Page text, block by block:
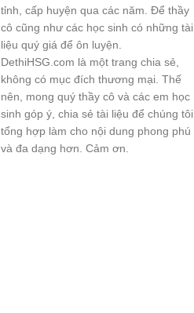
tỉnh, cấp huyện qua các năm. Để thầy
cô cũng như các học sinh có những tài
liệu quý giá để ôn luyện.
DethiHSG.com là một trang chia sẻ,
không có mục đích thương mại. Thế
nên, mong quý thầy cô và các em học
sinh góp ý, chia sẻ tài liệu để chúng tôi
tổng hợp làm cho nội dung phong phú
và đa dạng hơn. Cảm ơn.